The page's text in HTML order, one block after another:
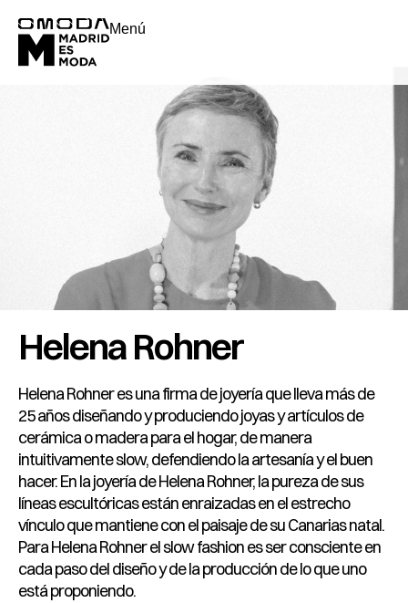
Menú
Helena Rohner
Helena Rohner es una firma de joyería que lleva más de
25 años diseñando y produciendo joyas y artículos de
cerámica o madera para el hogar, de manera
intuitivamente slow, defendiendo la artesanía y el buen
hacer. En la joyería de Helena Rohner, la pureza de sus
líneas escultóricas están enraizadas en el estrecho
vínculo que mantiene con el paisaje de su Canarias natal.
Para Helena Rohner el slow fashion es ser consciente en
cada paso del diseño y de la producción de lo que uno
está proponiendo.